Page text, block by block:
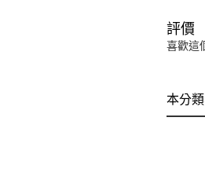
評價
喜歡這
本分